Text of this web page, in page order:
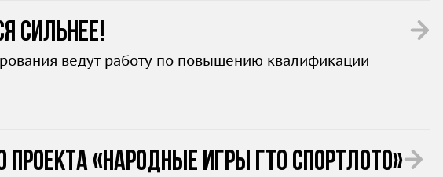
сильнее!
ведут работу по повышению квалификации
проекта «Народные Игры ГТО Спортлото»